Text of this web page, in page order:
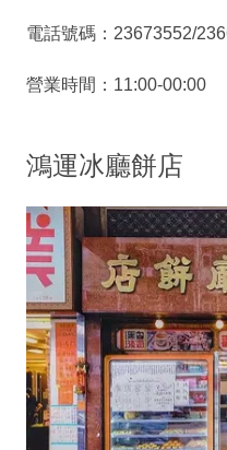
電話號碼：23673552/
營業時間：11:00-00:00
鴻運冰廳餅店